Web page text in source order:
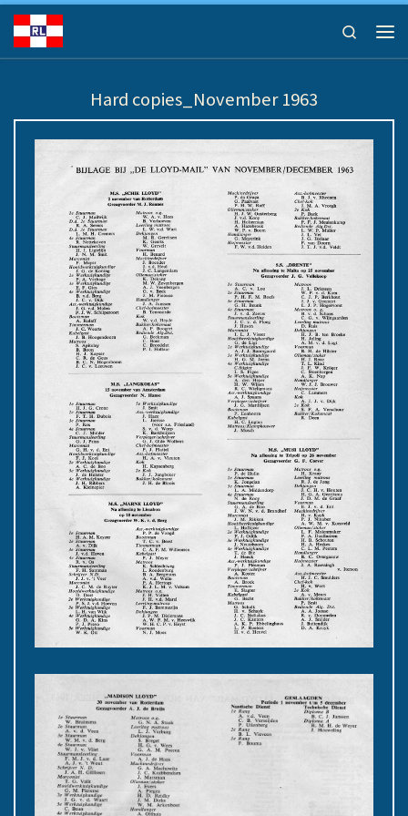
Ga naar inhoud
Search
Hard copies_November 1963